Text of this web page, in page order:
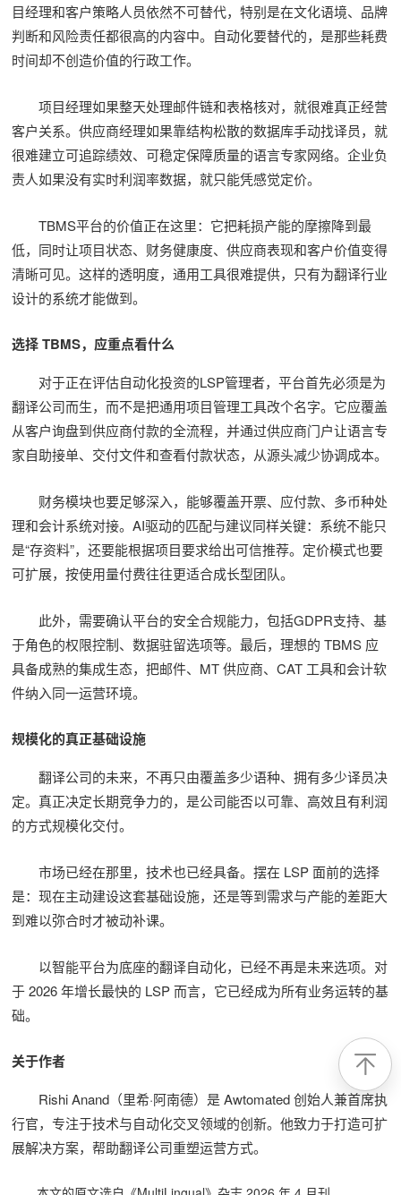
目经理和客户策略人员依然不可替代，特别是在文化语境、品牌
判断和风险责任都很高的内容中。自动化要替代的，是那些耗费
时间却不创造价值的行政工作。
项目经理如果整天处理邮件链和表格核对，就很难真正经营
客户关系。供应商经理如果靠结构松散的数据库手动找译员，就
很难建立可追踪绩效、可稳定保障质量的语言专家网络。企业负
责人如果没有实时利润率数据，就只能凭感觉定价。
TBMS平台的价值正在这里：它把耗损产能的摩擦降到最
低，同时让项目状态、财务健康度、供应商表现和客户价值变得
清晰可见。这样的透明度，通用工具很难提供，只有为翻译行业
设计的系统才能做到。
选择 TBMS，应重点看什么
对于正在评估自动化投资的LSP管理者，平台首先必须是为
翻译公司而生，而不是把通用项目管理工具改个名字。它应覆盖
从客户询盘到供应商付款的全流程，并通过供应商门户让语言专
家自助接单、交付文件和查看付款状态，从源头减少协调成本。
财务模块也要足够深入，能够覆盖开票、应付款、多币种处
理和会计系统对接。AI驱动的匹配与建议同样关键：系统不能只
是“存资料”，还要能根据项目要求给出可信推荐。定价模式也要
可扩展，按使用量付费往往更适合成长型团队。
此外，需要确认平台的安全合规能力，包括GDPR支持、基
于角色的权限控制、数据驻留选项等。最后，理想的 TBMS 应
具备成熟的集成生态，把邮件、MT 供应商、CAT 工具和会计软
件纳入同一运营环境。
规模化的真正基础设施
翻译公司的未来，不再只由覆盖多少语种、拥有多少译员决
定。真正决定长期竞争力的，是公司能否以可靠、高效且有利润
的方式规模化交付。
市场已经在那里，技术也已经具备。摆在 LSP 面前的选择
是：现在主动建设这套基础设施，还是等到需求与产能的差距大
到难以弥合时才被动补课。
以智能平台为底座的翻译自动化，已经不再是未来选项。对
于 2026 年增长最快的 LSP 而言，它已经成为所有业务运转的基
础。
关于作者
Rishi Anand（里希·阿南德）是 Awtomated 创始人兼首席执
行官，专注于技术与自动化交叉领域的创新。他致力于打造可扩
展解决方案，帮助翻译公司重塑运营方式。